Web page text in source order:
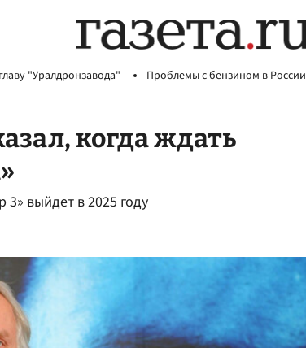
"Уралдронзавода" Проблемы с бензином в России
когда ждать
выйдет в 2025 году